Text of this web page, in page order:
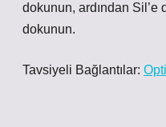
dokunun, ardından Sil’e
dokunun.
Tavsiyeli Bağlantılar: